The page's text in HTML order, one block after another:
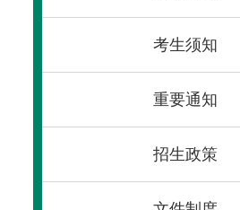
考生须知
重要通知
招生政策